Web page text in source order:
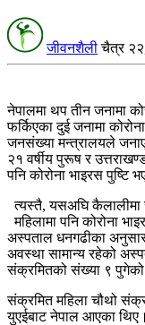
जीवनशैली चैत्र
नेपालमा थप तीन जनामा
फर्किएका दुई जनामा
जनसंख्या मन्त्रालयले
२१ वर्षीय पुरूष र
पनि कोरोना भाइरस पुष्टि
त्यस्तै, यसअघि
महिलामा पनि कोरोना
अस्पताल धनगढीका
अवस्था सामान्य रहेको
संक्रमितको संख्या ९
संक्रमित महिला चौथो
युएईबाट नेपाल आएका थिए।